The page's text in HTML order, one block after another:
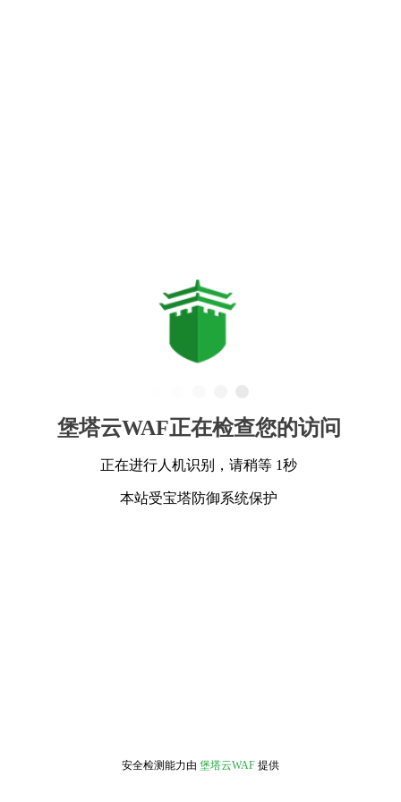
堡塔云WAF正在检查您的访问
正在进行人机识别，请稍等 1秒
本站受宝塔防御系统保护
安全检测能力由 堡塔云WAF 提供